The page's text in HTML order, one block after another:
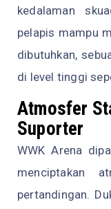
kedalaman
pelapis mampu
dibutuhkan,
di level tinggi
Atmosfer
Suporter
WWK Arena
menciptakan
pertandingan.